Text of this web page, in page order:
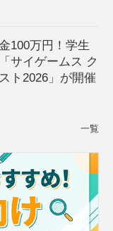
100万円！学生
サイゲームス ク
ト2026」が開催
一覧